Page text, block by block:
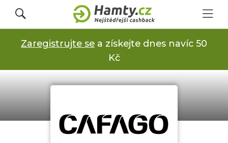
Přihlásit se
Registrovat
Obchody
Zaregistrujte se a získejte dnes navíc 50
Kč